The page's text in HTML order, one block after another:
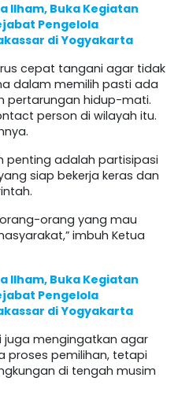
Ilham, Buka Kegiatan
Pengelola
di Yogyakarta
cepat tangani agar tidak
dalam memilih pasti ada
pertarungan hidup-mati.
person di wilayah itu.
penting adalah partisipasi
siap bekerja keras dan
orang yang mau
imbuh Ketua
Ilham, Buka Kegiatan
Pengelola
di Yogyakarta
juga mengingatkan agar
proses pemilihan, tetapi
di tengah musim